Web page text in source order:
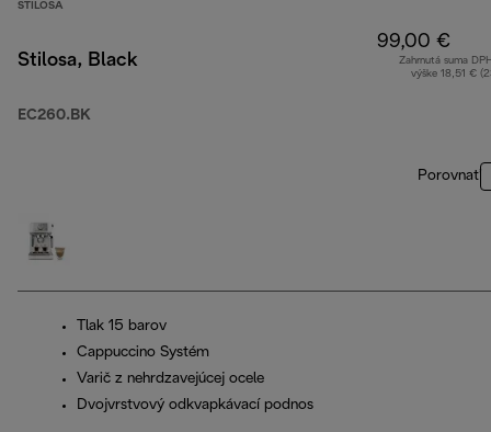
STILOSA
Stilosa, Black
EC260.BK
99,00 €
Zahrnutá suma
výške 18,51 €
Porovnať
Tlak 15 barov
Cappuccino Systém
Varič z nehrdzavejúcej ocele
Dvojvrstvový odkvapkávací podnos